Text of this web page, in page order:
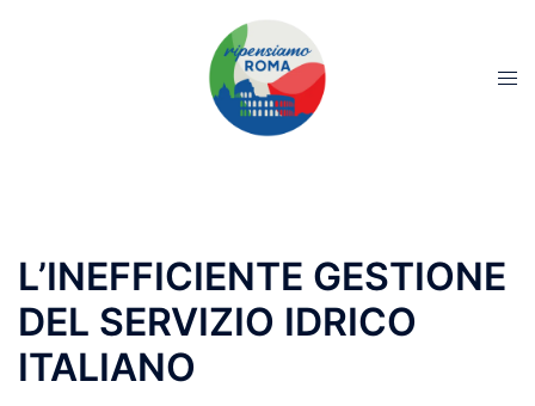
L’INEFFICIENTE GESTIONE
DEL SERVIZIO IDRICO
ITALIANO